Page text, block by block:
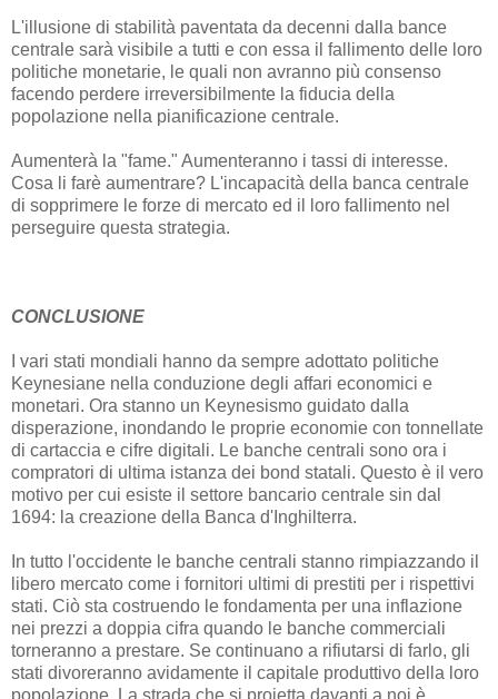
L'illusione di stabilità paventata da decenni dalla bance
centrale sarà visibile a tutti e con essa il fallimento delle loro
politiche monetarie, le quali non avranno più consenso
facendo perdere irreversibilmente la fiducia della
popolazione nella pianificazione centrale.
Aumenterà la "fame." Aumenteranno i tassi di interesse.
Cosa li farè aumentrare? L'incapacità della banca centrale
di sopprimere le forze di mercato ed il loro fallimento nel
perseguire questa strategia.
CONCLUSIONE
I vari stati mondiali hanno da sempre adottato politiche
Keynesiane nella conduzione degli affari economici e
monetari. Ora stanno un Keynesismo guidato dalla
disperazione, inondando le proprie economie con tonnellate
di cartaccia e cifre digitali. Le banche centrali sono ora i
compratori di ultima istanza dei bond statali. Questo è il vero
motivo per cui esiste il settore bancario centrale sin dal
1694: la creazione della Banca d'Inghilterra.
In tutto l'occidente le banche centrali stanno rimpiazzando il
libero mercato come i fornitori ultimi di prestiti per i rispettivi
stati. Ciò sta costruendo le fondamenta per una inflazione
nei prezzi a doppia cifra quando le banche commerciali
torneranno a prestare. Se continuano a rifiutarsi di farlo, gli
stati divoreranno avidamente il capitale produttivo della loro